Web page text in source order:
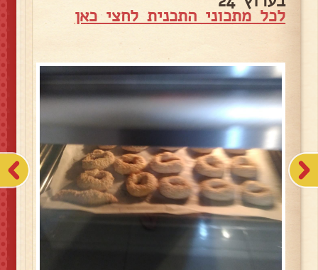
לכל מתכוני התכנית לחצי כאן